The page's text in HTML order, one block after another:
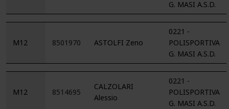
G. MASI A.S.D.
M12 8501970 ASTOLFI Zeno
0221 -
POLISPORTIVA
G. MASI A.S.D.
M12 8514695
CALZOLARI
Alessio
0221 -
POLISPORTIVA
G. MASI A.S.D.